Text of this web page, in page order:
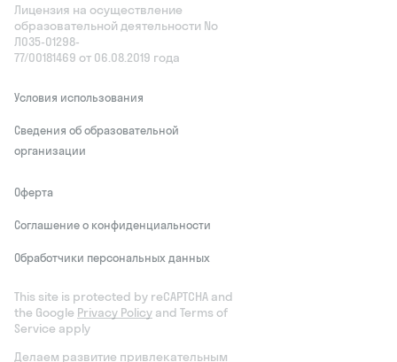
Лицензия на осуществление
образовательной деятельности No
Л035‑01298-
77/00181469 от 06.08.2019 года
Условия использования
Сведения об образовательной
организации
Оферта
Соглашение о конфиденциальности
Обработчики персональных данных
This site is protected by reCAPTCHA and
the Google Privacy Policy and Terms of
Service apply
Делаем развитие привлекательным